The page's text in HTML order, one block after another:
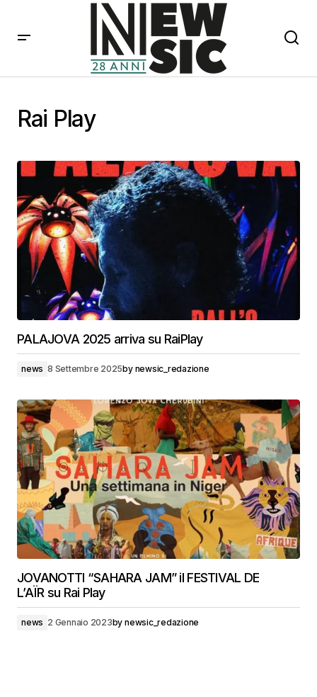
Rai Play
PALAJOVA 2025 arriva su RaiPlay
news 8 Settembre 2025by newsic_redazione
JOVANOTTI “SAHARA JAM” il FESTIVAL DE
L’AÏR su Rai Play
news 2 Gennaio 2023by newsic_redazione